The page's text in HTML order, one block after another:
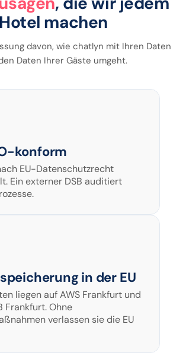
Hotel machen
davon, wie chatlyn mit Ihren Daten
Daten Ihrer Gäste umgeht.
konform
EU-Datenschutzrecht
Ein externer DSB auditiert
in der EU
liegen auf AWS Frankfurt und
Frankfurt. Ohne
verlassen sie die EU